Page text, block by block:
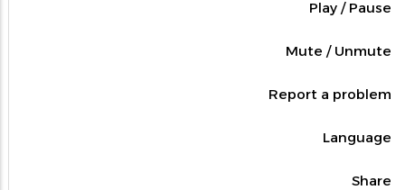
Play / Pause
Mute / Unmute
Report a problem
Language
Share